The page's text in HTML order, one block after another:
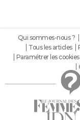
Qui sommes-nous ?
Tous les articles
Paramétrer les cookies